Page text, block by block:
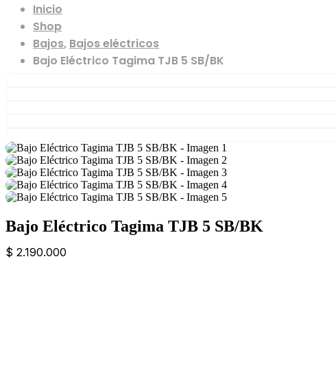
Inicio
Shop
Bajos, Bajos eléctricos
Bajo Eléctrico Tagima TJB 5 SB/BK
Bajo Eléctrico Tagima TJB 5 SB/BK
$ 2.190.000